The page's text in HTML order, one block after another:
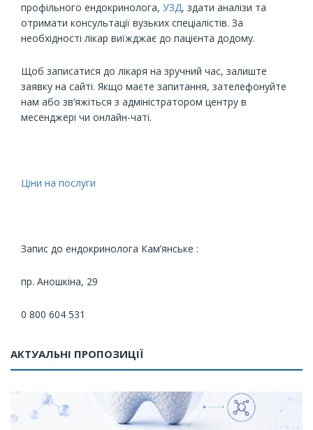
профільного ендокринолога, УЗД, здати аналізи та
отримати консультації вузьких спеціалістів. За
необхідності лікар виїжджає до пацієнта додому.
Щоб записатися до лікаря на зручний час, залиште
заявку на сайті. Якщо маєте запитання, зателефонуйте
нам або зв’яжіться з адміністратором центру в
месенджері чи онлайн-чаті.
Ціни на послуги
Запис до ендокринолога Кам’янське :
пр. Аношкіна, 29
0 800 604 531
АКТУАЛЬНІ ПРОПОЗИЦІЇ